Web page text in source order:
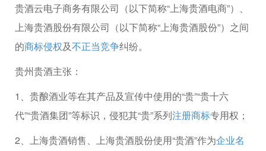
贵酒云电子商务有限公司（以下简称“上海贵酒电商”）、
上海贵酒股份有限公司（以下简称“上海贵酒股份”）之间
的商标侵权及不正当竞争纠纷。
贵州贵酒主张：
1、贵酿酒业等在其产品及宣传中使用的“贵”“贵十六
代”“贵酒集团”等标识，侵犯其“贵”系列注册商标专用权；
2、上海贵酒销售、上海贵酒股份使用“贵酒”作为企业名